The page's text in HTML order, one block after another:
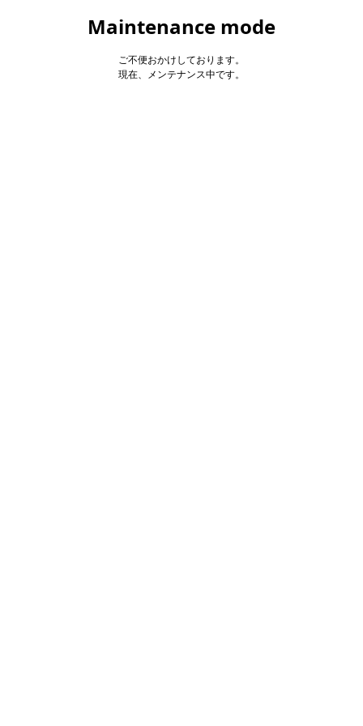
Maintenance mode
ご不便おかけしております。
現在、メンテナンス中です。